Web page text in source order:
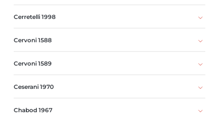
Cerretelli 1998
Cervoni 1588
Cervoni 1589
Ceserani 1970
Chabod 1967